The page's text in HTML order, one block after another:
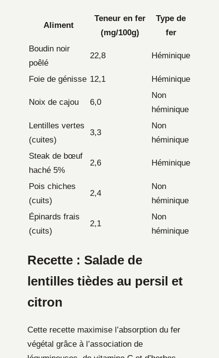
Aliment
Teneur en fer
(mg/100g)
Type de
fer
Boudin noir
poêlé
22,8 Héminique
Foie de génisse 12,1 Héminique
Noix de cajou 6,0
Non
héminique
Lentilles vertes
(cuites)
3,3
Non
héminique
Steak de bœuf
haché 5%
2,6 Héminique
Pois chiches
(cuits)
2,4
Non
héminique
Épinards frais
(cuits)
2,1
Non
héminique
Recette : Salade de
lentilles tièdes au persil et
citron
Cette recette maximise l’absorption du fer
végétal grâce à l’association de